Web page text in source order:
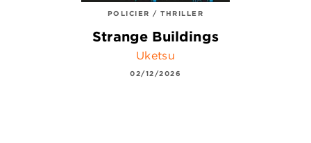
POLICIER / THRILLER
Strange Buildings
Uketsu
02/12/2026